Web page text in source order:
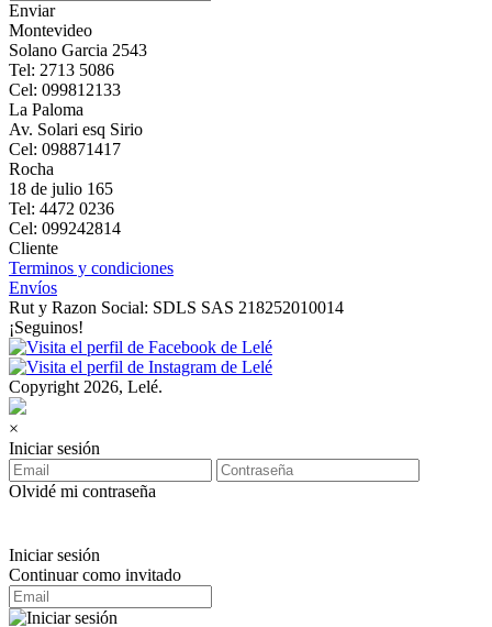
Enviar
Montevideo
Solano Garcia 2543
Tel: 2713 5086
Cel: 099812133
La Paloma
Av. Solari esq Sirio
Cel: 098871417
Rocha
18 de julio 165
Tel: 4472 0236
Cel: 099242814
Cliente
Terminos y condiciones
Envíos
Rut y Razon Social: SDLS SAS 218252010014
¡Seguinos!
Copyright 2026, Lelé.
×
Iniciar sesión
Olvidé mi contraseña
Iniciar sesión
Continuar como invitado